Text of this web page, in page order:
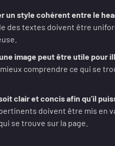
un style cohérent entre le
des textes doivent être
image peut être utile
comprendre ce qui se
clair et concis afin qu’il
doivent être mis en
se trouve sur la page.